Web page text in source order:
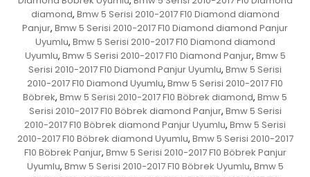
diamond, Bmw 5 Serisi 2010-2017 F10 Diamond diamond
Panjur, Bmw 5 Serisi 2010-2017 F10 Diamond diamond Panjur
Uyumlu, Bmw 5 Serisi 2010-2017 F10 Diamond diamond
Uyumlu, Bmw 5 Serisi 2010-2017 F10 Diamond Panjur, Bmw 5
Serisi 2010-2017 F10 Diamond Panjur Uyumlu, Bmw 5 Serisi
2010-2017 F10 Diamond Uyumlu, Bmw 5 Serisi 2010-2017 F10
Böbrek, Bmw 5 Serisi 2010-2017 F10 Böbrek diamond, Bmw 5
Serisi 2010-2017 F10 Böbrek diamond Panjur, Bmw 5 Serisi
2010-2017 F10 Böbrek diamond Panjur Uyumlu, Bmw 5 Serisi
2010-2017 F10 Böbrek diamond Uyumlu, Bmw 5 Serisi 2010-2017
F10 Böbrek Panjur, Bmw 5 Serisi 2010-2017 F10 Böbrek Panjur
Uyumlu, Bmw 5 Serisi 2010-2017 F10 Böbrek Uyumlu, Bmw 5